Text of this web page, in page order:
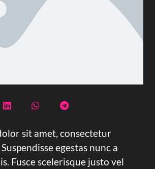
sit amet, consectetur
egestas nunc a
Fusce scelerisque justo vel